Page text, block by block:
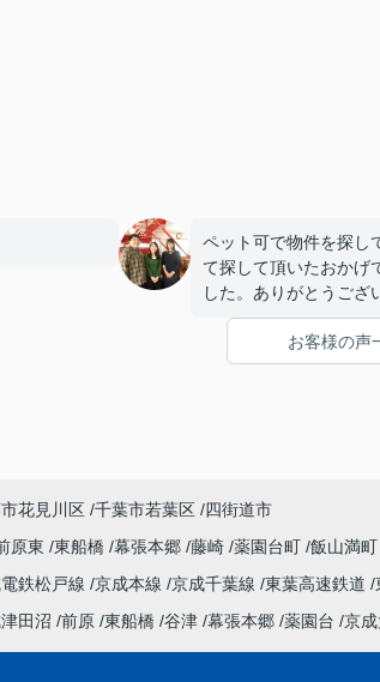
ペット可で物件を探し
て探して頂いたおかげ
した。ありがとうござ
お客様の声
花見川区 千葉市若葉区 四街道市
原東 東船橋 幕張本郷 藤崎 薬園台町 飯山満町
鉄松戸線 京成本線 京成千葉線 東葉高速鉄道
田沼 前原 東船橋 谷津 幕張本郷 薬園台 京